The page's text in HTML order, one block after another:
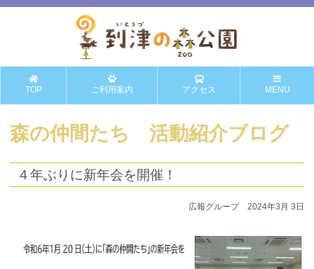
TOP ご利用案内 アクセス MENU
森の仲間たち 活動紹介ブログ
４年ぶりに新年会を開催！
広報グループ 2024年3月 3日